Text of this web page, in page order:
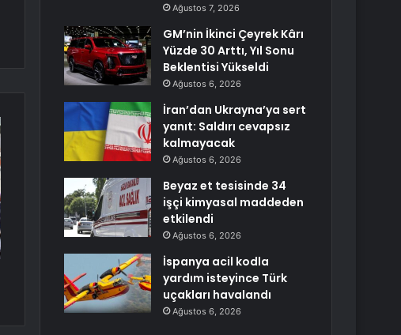
Ağustos 7, 2026
GM’nin İkinci Çeyrek Kârı
Yüzde 30 Arttı, Yıl Sonu
Beklentisi Yükseldi
Ağustos 6, 2026
İran’dan Ukrayna’ya sert
yanıt: Saldırı cevapsız
kalmayacak
Ağustos 6, 2026
Beyaz et tesisinde 34
işçi kimyasal maddeden
etkilendi
Ağustos 6, 2026
İspanya acil kodla
yardım isteyince Türk
uçakları havalandı
Ağustos 6, 2026